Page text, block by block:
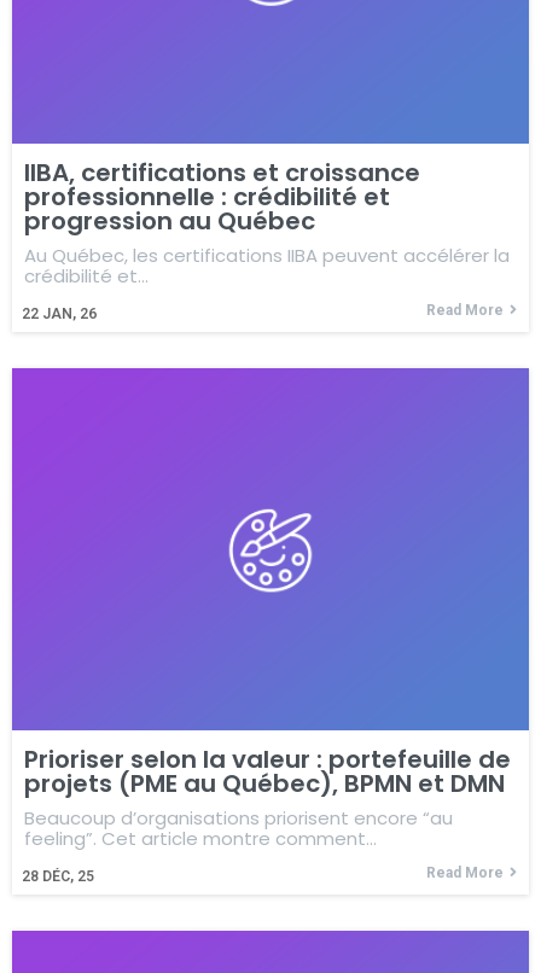
IIBA, certifications et croissance
professionnelle : crédibilité et
progression au Québec
22 JAN, 26
Au Québec, les certifications IIBA peuvent accélérer la
crédibilité et…
Read More
Prioriser selon la valeur : portefeuille de
projets (PME au Québec), BPMN et DMN
28 DÉC, 25
Beaucoup d’organisations priorisent encore “au
feeling”. Cet article montre comment…
Read More